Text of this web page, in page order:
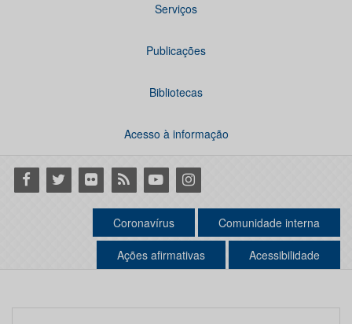
Serviços
Publicações
Bibliotecas
Acesso à informação
Facebook
Twitter Flickr RSS YoutubeInstagram
Coronavírus Comunidade interna
Ações afirmativas Acessibilidade